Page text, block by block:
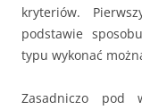
kryteriów.
podstawie
typu wykonać
Zasadniczo pod